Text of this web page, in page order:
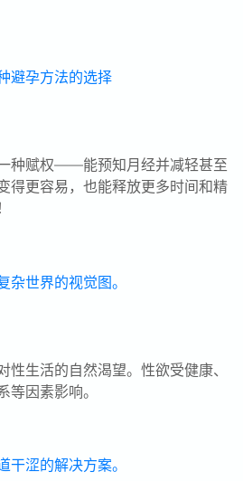
种赋权——能预知月经并减轻甚至
得更容易，也能释放更多时间和精
性生活的自然渴望。性欲受健康、
等因素影响。